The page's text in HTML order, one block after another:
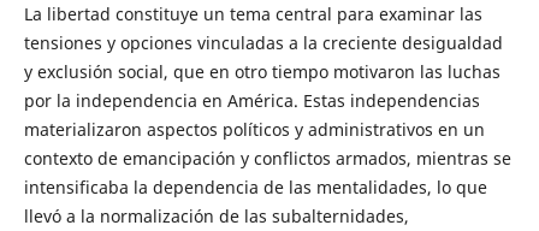
La libertad constituye un tema central para examinar las
tensiones y opciones vinculadas a la creciente desigualdad
y exclusión social, que en otro tiempo motivaron las luchas
por la independencia en América. Estas independencias
materializaron aspectos políticos y administrativos en un
contexto de emancipación y conflictos armados, mientras se
intensificaba la dependencia de las mentalidades, lo que
llevó a la normalización de las subalternidades,